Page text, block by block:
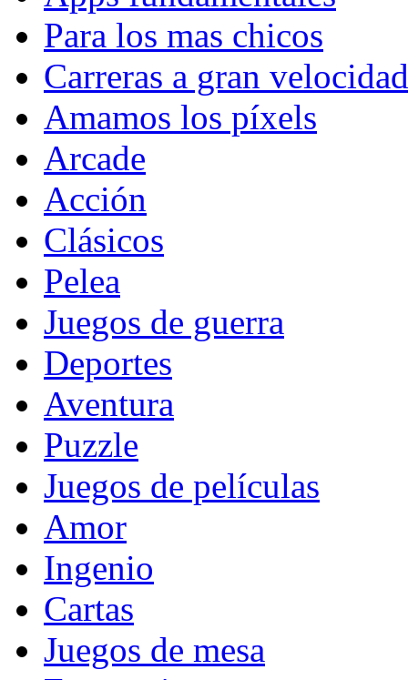
Para los mas chicos
Carreras a gran velocidad
Amamos los píxels
Arcade
Acción
Clásicos
Pelea
Juegos de guerra
Deportes
Aventura
Puzzle
Juegos de películas
Amor
Ingenio
Cartas
Juegos de mesa